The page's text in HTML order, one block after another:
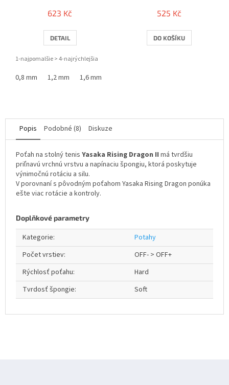
623 Kč
DETAIL
1-najpomalšie > 4-najrýchlejšia
0,8 mm 1,2 mm 1,6 mm
525 Kč
DO KOŠÍKU
Popis Podobné (8) Diskuze
Poťah na stolný tenis Yasaka Rising Dragon II má tvrdšiu
priľnavú vrchnú vrstvu a napínaciu špongiu, ktorá poskytuje
výnimočnú rotáciu a silu.
V porovnaní s pôvodným poťahom Yasaka Rising Dragon ponúka
ešte viac rotácie a kontroly.
Doplňkové parametry
Kategorie:
Potahy
Počet vrstiev:
OFF- > OFF+
Rýchlosť poťahu:
Hard
Tvrdosť špongie: Soft